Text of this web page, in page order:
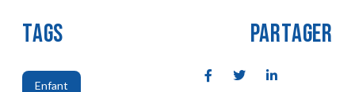
TAGS
Enfant
PARTAGER